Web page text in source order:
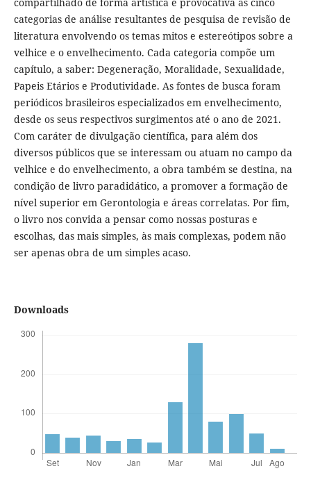
categorias de análise resultantes de pesquisa de revisão de
literatura envolvendo os temas mitos e estereótipos sobre a
velhice e o envelhecimento. Cada categoria compõe um
capítulo, a saber: Degeneração, Moralidade, Sexualidade,
Papeis Etários e Produtividade. As fontes de busca foram
periódicos brasileiros especializados em envelhecimento,
desde os seus respectivos surgimentos até o ano de 2021.
Com caráter de divulgação científica, para além dos
diversos públicos que se interessam ou atuam no campo da
velhice e do envelhecimento, a obra também se destina, na
condição de livro paradidático, a promover a formação de
nível superior em Gerontologia e áreas correlatas. Por fim,
o livro nos convida a pensar como nossas posturas e
escolhas, das mais simples, às mais complexas, podem não
ser apenas obra de um simples acaso.
Downloads